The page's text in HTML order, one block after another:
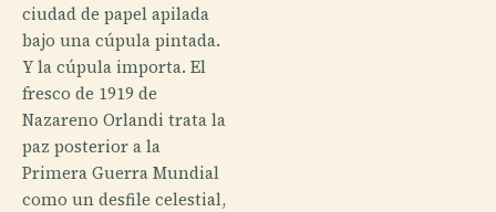
ciudad de papel apilada
bajo una cúpula pintada.
Y la cúpula importa. El
fresco de 1919 de
Nazareno Orlandi trata la
paz posterior a la
Primera Guerra Mundial
como un desfile celestial,